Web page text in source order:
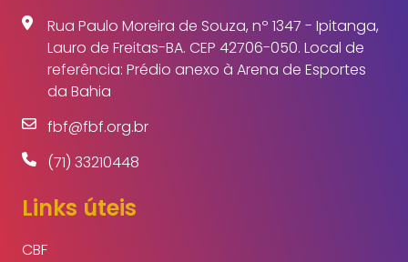
Rua Paulo Moreira de Souza, nº 1347 - Ipitanga,
Lauro de Freitas-BA. CEP 42706-050. Local de
referência: Prédio anexo à Arena de Esportes
da Bahia
fbf@fbf.org.br
(71) 33210448
Links úteis
CBF